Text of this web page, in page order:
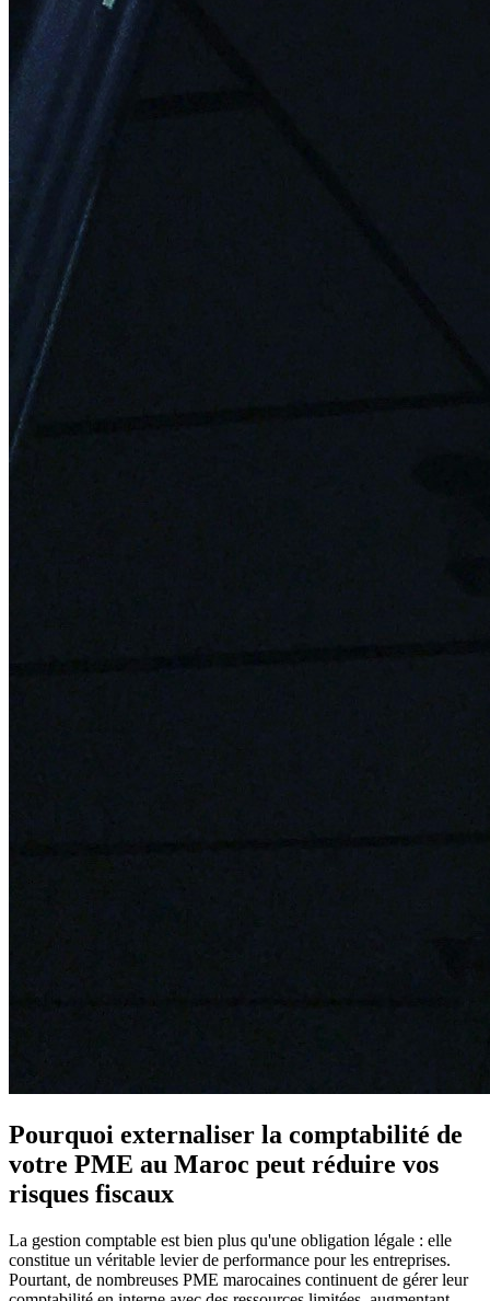
Pourquoi externaliser la comptabilité de
votre PME au Maroc peut réduire vos
risques fiscaux
La gestion comptable est bien plus qu'une obligation légale : elle
constitue un véritable levier de performance pour les entreprises.
Pourtant, de nombreuses PME marocaines continuent de gérer leur